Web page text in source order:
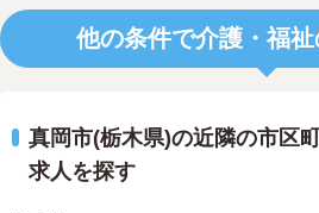
他の条件で介護・福
真岡市(栃木県)の近隣の市区
求人を探す